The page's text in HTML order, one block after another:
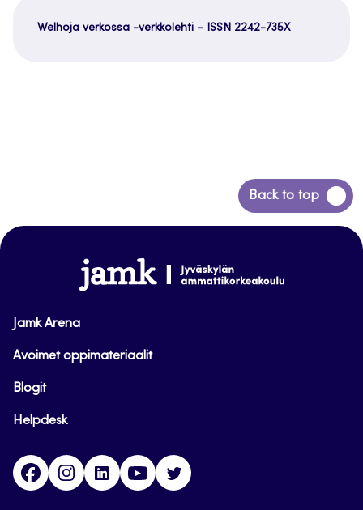
Welhoja verkossa -verkkolehti – ISSN 2242-735X
Back to top
Siirry
takaisin
www.jamk.fi
Jamk Arena
Avoimet oppimateriaalit
Blogit
Helpdesk
FacebookInstagram
LinkedInYoutube